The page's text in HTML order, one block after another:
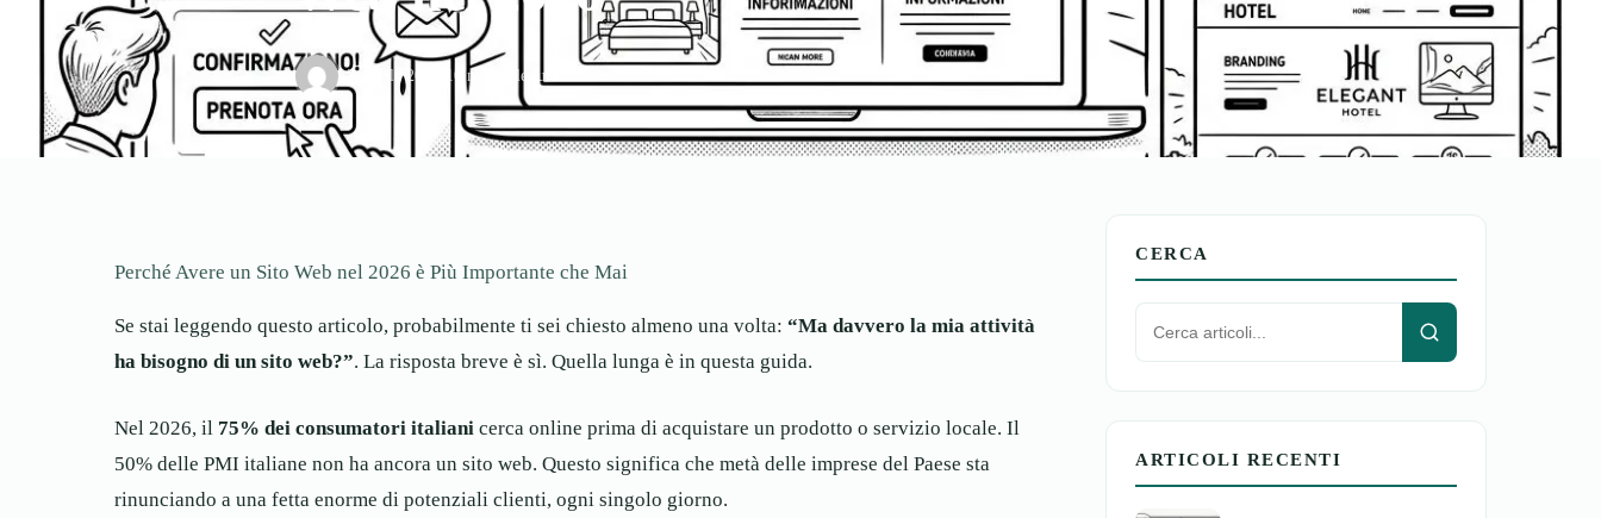
•3 Aprile 2026 10 min di lettura
Perché Avere un Sito Web nel 2026 è Più Importante che Mai
Se stai leggendo questo articolo, probabilmente ti sei chiesto almeno una volta: “Ma davvero la mia attività
ha bisogno di un sito web?”. La risposta breve è sì. Quella lunga è in questa guida.
Nel 2026, il 75% dei consumatori italiani cerca online prima di acquistare un prodotto o servizio locale. Il
50% delle PMI italiane non ha ancora un sito web. Questo significa che metà delle imprese del Paese sta
rinunciando a una fetta enorme di potenziali clienti, ogni singolo giorno.
CERCA
ARTICOLI RECENTI